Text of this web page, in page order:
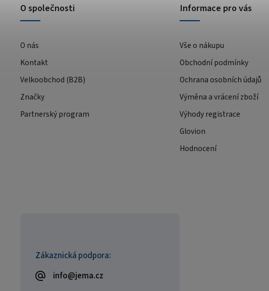
Zákaznická podpora:
info@jema.cz
O společnosti
O nás
Kontakt
Velkoobchod (B2B)
Značky
Partnerský program
Informace pro vás
Vše o nákupu
Obchodní podmínky
Ochrana osobních údajů
Výměna a vrácení zboží
Výhody registrace
Glovion
Hodnocení